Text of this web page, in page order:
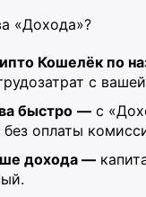
«Дохода»?
Кошелёк по
с
быстро — с
оплаты
дохода —